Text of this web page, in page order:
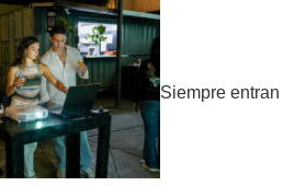
Siempre entran